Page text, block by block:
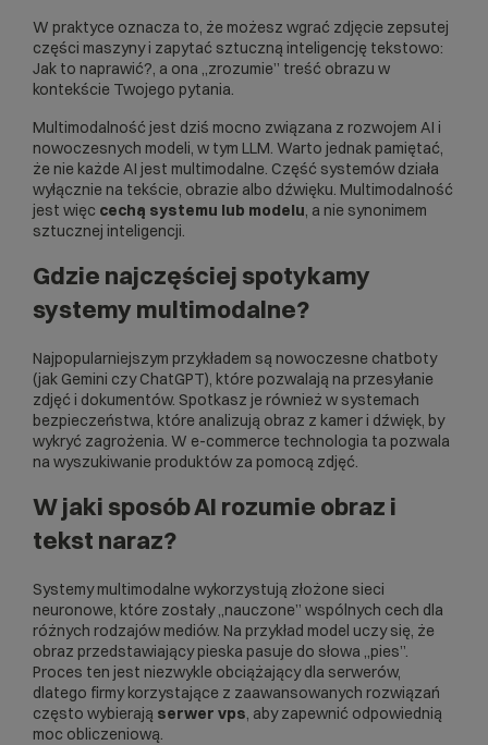
W praktyce oznacza to, że możesz wgrać zdjęcie zepsutej
części maszyny i zapytać sztuczną inteligencję tekstowo:
Jak to naprawić?, a ona „zrozumie” treść obrazu w
kontekście Twojego pytania.
Multimodalność jest dziś mocno związana z rozwojem AI i
nowoczesnych modeli, w tym LLM. Warto jednak pamiętać,
że nie każde AI jest multimodalne. Część systemów działa
wyłącznie na tekście, obrazie albo dźwięku. Multimodalność
jest więc cechą systemu lub modelu, a nie synonimem
sztucznej inteligencji.
Gdzie najczęściej spotykamy
systemy multimodalne?
Najpopularniejszym przykładem są nowoczesne chatboty
(jak Gemini czy ChatGPT), które pozwalają na przesyłanie
zdjęć i dokumentów. Spotkasz je również w systemach
bezpieczeństwa, które analizują obraz z kamer i dźwięk, by
wykryć zagrożenia. W e-commerce technologia ta pozwala
na wyszukiwanie produktów za pomocą zdjęć.
W jaki sposób AI rozumie obraz i
tekst naraz?
Systemy multimodalne wykorzystują złożone sieci
neuronowe, które zostały „nauczone” wspólnych cech dla
różnych rodzajów mediów. Na przykład model uczy się, że
obraz przedstawiający pieska pasuje do słowa „pies”.
Proces ten jest niezwykle obciążający dla serwerów,
dlatego firmy korzystające z zaawansowanych rozwiązań
często wybierają serwer vps, aby zapewnić odpowiednią
moc obliczeniową.